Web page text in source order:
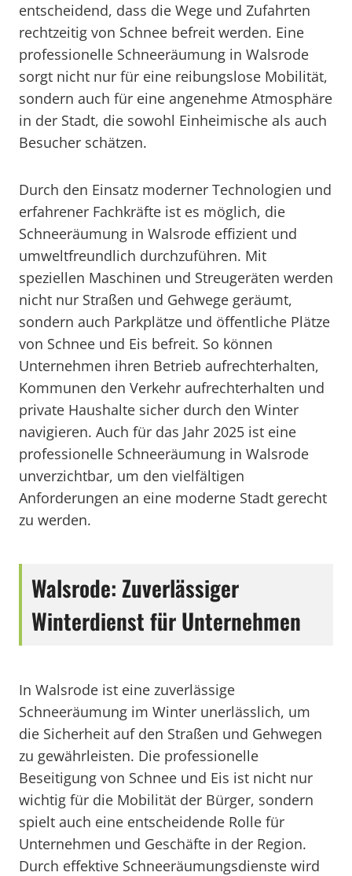
entscheidend, dass die Wege und Zufahrten
rechtzeitig von Schnee befreit werden. Eine
professionelle Schneeräumung in Walsrode
sorgt nicht nur für eine reibungslose Mobilität,
sondern auch für eine angenehme Atmosphäre
in der Stadt, die sowohl Einheimische als auch
Besucher schätzen.
Durch den Einsatz moderner Technologien und
erfahrener Fachkräfte ist es möglich, die
Schneeräumung in Walsrode effizient und
umweltfreundlich durchzuführen. Mit
speziellen Maschinen und Streugeräten werden
nicht nur Straßen und Gehwege geräumt,
sondern auch Parkplätze und öffentliche Plätze
von Schnee und Eis befreit. So können
Unternehmen ihren Betrieb aufrechterhalten,
Kommunen den Verkehr aufrechterhalten und
private Haushalte sicher durch den Winter
navigieren. Auch für das Jahr 2025 ist eine
professionelle Schneeräumung in Walsrode
unverzichtbar, um den vielfältigen
Anforderungen an eine moderne Stadt gerecht
zu werden.
Walsrode: Zuverlässiger
Winterdienst für Unternehmen
In Walsrode ist eine zuverlässige
Schneeräumung im Winter unerlässlich, um
die Sicherheit auf den Straßen und Gehwegen
zu gewährleisten. Die professionelle
Beseitigung von Schnee und Eis ist nicht nur
wichtig für die Mobilität der Bürger, sondern
spielt auch eine entscheidende Rolle für
Unternehmen und Geschäfte in der Region.
Durch effektive Schneeräumungsdienste wird